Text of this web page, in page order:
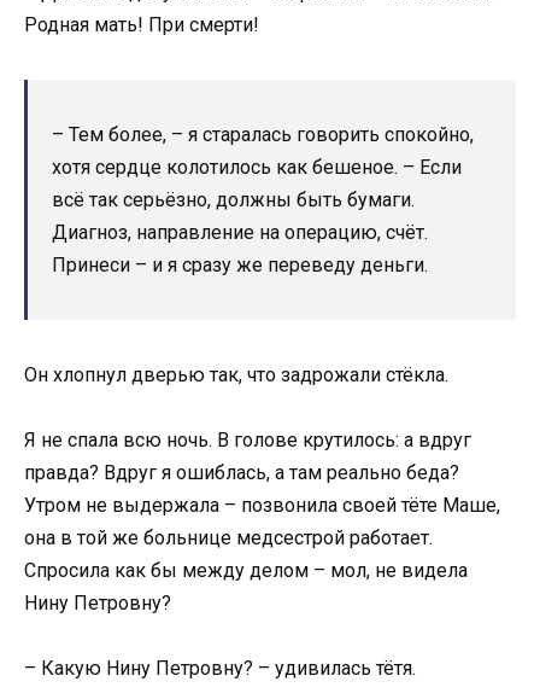
Родная мать! При смерти!
– Тем более, – я старалась говорить спокойно,
хотя сердце колотилось как бешеное. – Если
всё так серьёзно, должны быть бумаги.
Диагноз, направление на операцию, счёт.
Принеси – и я сразу же переведу деньги.
Он хлопнул дверью так, что задрожали стёкла.
Я не спала всю ночь. В голове крутилось: а вдруг
правда? Вдруг я ошиблась, а там реально беда?
Утром не выдержала – позвонила своей тёте Маше,
она в той же больнице медсестрой работает.
Спросила как бы между делом – мол, не видела
Нину Петровну?
– Какую Нину Петровну? – удивилась тётя.